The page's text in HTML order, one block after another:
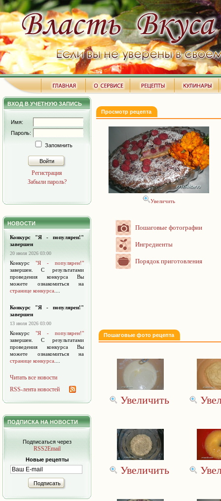
ВХОД В УЧЕТНУЮ ЗАПИСЬ
Имя:
Пароль:
Запомнить
Войти
Регистрация
Забыли пароль?
НОВОСТИ
Конкурс "Я - популярен!"
завершен
20 июля 2026 03:00
Конкурс "Я - популярен!"
завершен. С результатами
проведения конкурса Вы
можете ознакомиться на
странице конкурса
Конкурс "Я - популярен!"
завершен
13 июля 2026 03:00
Конкурс "Я - популярен!"
завершен. С результатами
проведения конкурса Вы
можете ознакомиться на
странице конкурса
Читать все новости
RSS-лента новостей
ПОДПИСКА НА НОВОСТИ
Подписаться через
RSS2Email
Новые рецепты
Подписать
Просмотр рецепта
Увеличить
Пошаговые фотографии
Ингредиенты
Порядок приготовления
Пошаговые фото рецепта
Увеличить
Увеличить